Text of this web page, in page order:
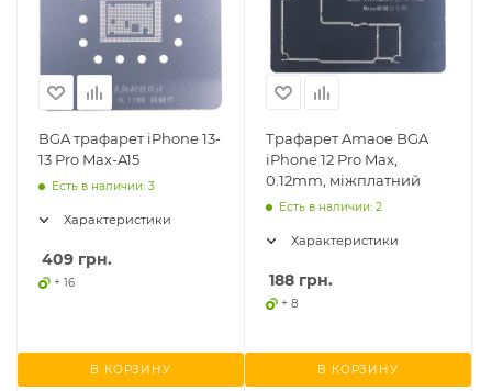
BGA трафарет iPhone 13-
13 Pro Max-A15
Есть в наличии: 3
Характеристики
409 грн.
+ 16
В КОРЗИНУ
Трафарет Amaoe BGA
iPhone 12 Pro Max,
0.12mm, міжплатний
Есть в наличии: 2
Характеристики
188 грн.
+ 8
В КОРЗИНУ